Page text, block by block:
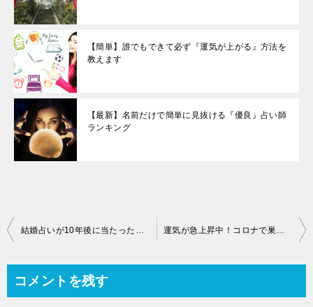
【簡単】誰でもできて必ず『運気が上がる』方法を
教えます
【最新】名前だけで簡単に見抜ける『優良』占い師
ランキング
結婚占いが10年後に当たった！義理の姉が私の結婚運について占ってくれた結果 運気が急上昇中！コロナで巣ごもり中に金運が大幅にアップ
コメントを残す